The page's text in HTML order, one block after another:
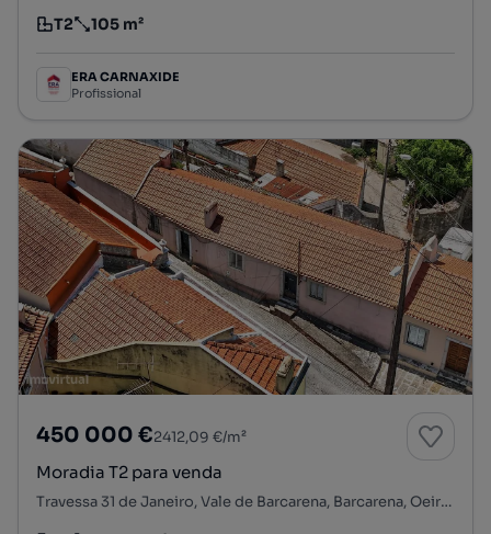
Tipologia
T2
Preço por metro quadrado
105 m²
ERA CARNAXIDE
Profissional
450 000 €2412,09 €/m²
Moradia T2 para venda
Travessa 31 de Janeiro, Vale de Barcarena, Barcarena, Oeiras, Lisboa